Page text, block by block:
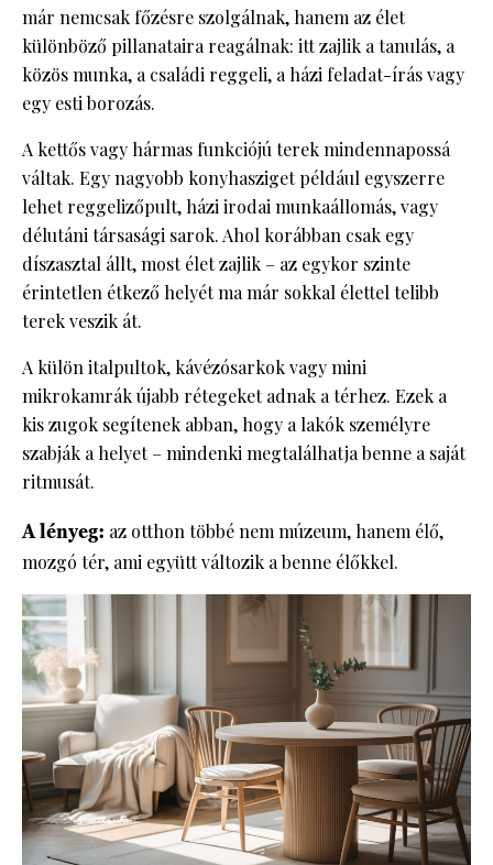
már nemcsak főzésre szolgálnak, hanem az élet
különböző pillanataira reagálnak: itt zajlik a tanulás, a
közös munka, a családi reggeli, a házi feladat-írás vagy
egy esti borozás.
A kettős vagy hármas funkciójú terek mindennapossá
váltak. Egy nagyobb konyhasziget például egyszerre
lehet reggelizőpult, házi irodai munkaállomás, vagy
délutáni társasági sarok. Ahol korábban csak egy
díszasztal állt, most élet zajlik – az egykor szinte
érintetlen étkező helyét ma már sokkal élettel telibb
terek veszik át.
A külön italpultok, kávézósarkok vagy mini
mikrokamrák újabb rétegeket adnak a térhez. Ezek a
kis zugok segítenek abban, hogy a lakók személyre
szabják a helyet – mindenki megtalálhatja benne a saját
ritmusát.
A lényeg: az otthon többé nem múzeum, hanem élő,
mozgó tér, ami együtt változik a benne élőkkel.